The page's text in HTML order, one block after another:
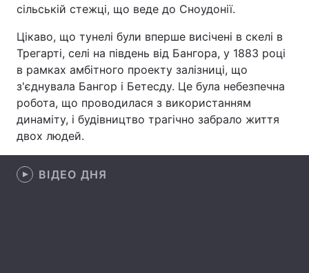
Техно і зв'язок Лайт
Зброя Інциденти
Здоров'я Туризм
Цікавинки Погода
Екологія
сільській стежці, що веде до Сноудонії.
Цікаво, що тунелі були вперше висічені в скелі в
Трегарті, селі на південь від Бангора, у 1883 році
в рамках амбітного проекту залізниці, що
з'єднувала Бангор і Бетесду. Це була небезпечна
робота, що проводилася з використанням
динаміту, і будівництво трагічно забрало життя
двох людей.
ВІДЕО ДНЯ